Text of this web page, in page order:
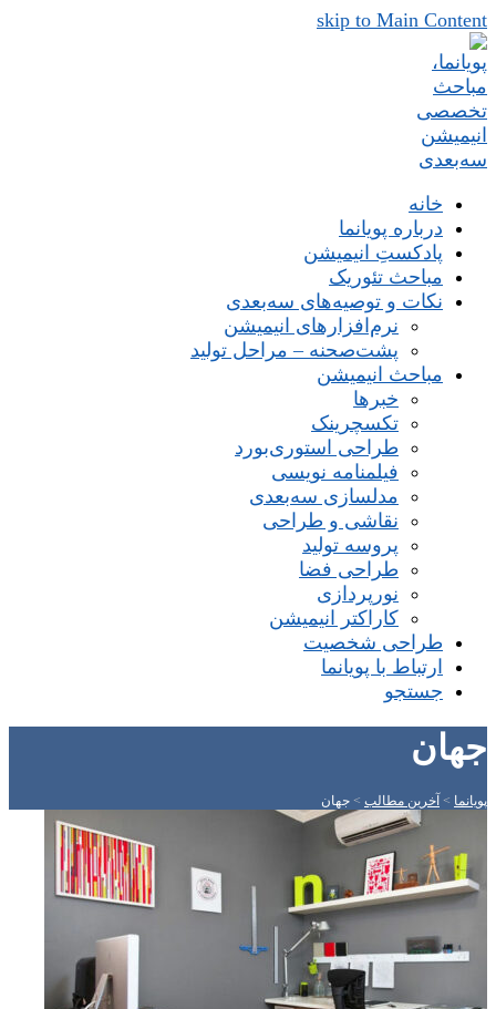
skip to Main Content
خانه
درباره پویانما
پادکستِ انیمیشن
مباحث تئوریک
نکات و توصیه‌های‌ سه‌بعدی
نرم‌افزارهای انیمیشن
پشت‌صحنه – مراحل تولید
مباحث انیمیشن
خبرها
تکسچرینک
طراحی استوری‌بورد
فیلمنامه نویسی
مدلسازی سه‌بعدی
نقاشی و طراحی
پروسه تولید
طراحی فضا
نورپردازی
کاراکتر انیمیشن
طراحی شخصیت
ارتباط با پویانما
جستجو
جهان
پویانما > آخرین مطالب > جهان